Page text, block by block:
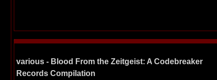
various - Blood From the Zeitgeist: A Codebreaker
Records Compilation